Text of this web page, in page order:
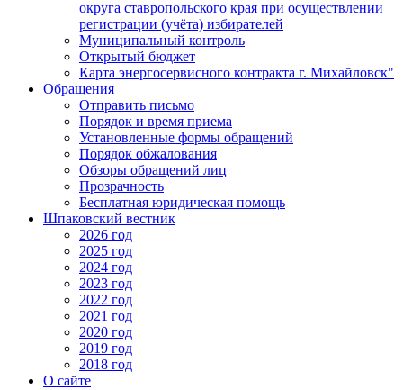
округа ставропольского края при осуществлении
регистрации (учёта) избирателей
Муниципальный контроль
Открытый бюджет
Карта энергосервисного контракта г. Михайловск"
Обращения
Отправить письмо
Порядок и время приема
Установленные формы обращений
Порядок обжалования
Обзоры обращений лиц
Прозрачность
Бесплатная юридическая помощь
Шпаковский вестник
2026 год
2025 год
2024 год
2023 год
2022 год
2021 год
2020 год
2019 год
2018 год
О сайте